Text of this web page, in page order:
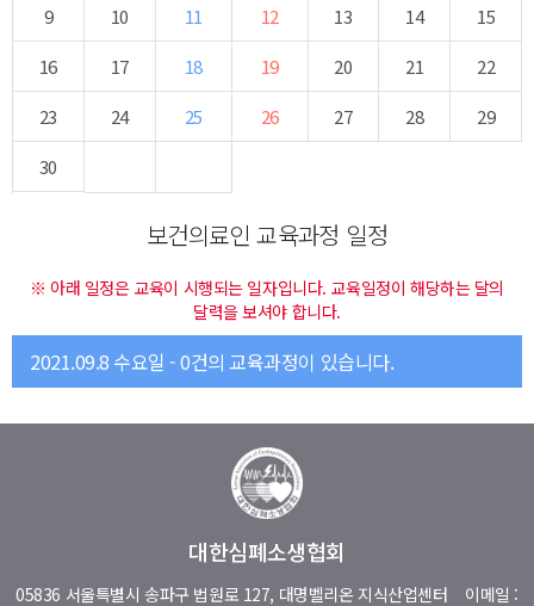
9 10 11 12 13 14
15
16
17 18 19 20 21
22
23
24 25 26 27 28
29
30
보건의료인 교육과정 일정
※ 아래 일정은 교육이 시행되는 일자입니다. 교육일정이 해당하는 달의
달력을 보셔야 합니다.
2021.09.8 수요일 - 0건의 교육과정이 있습니다.
대한심폐소생협회
05836 서울특별시 송파구 법원로 127, 대명벨리온 지식산업센터 이메일 :